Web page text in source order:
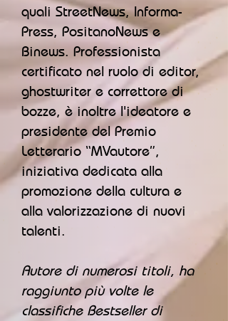
quali StreetNews, Informa-
Press, PositanoNews e
Binews. Professionista
certificato nel ruolo di editor,
ghostwriter e correttore di
bozze, è inoltre l'ideatore e
presidente del Premio
Letterario “MVautore”,
iniziativa dedicata alla
promozione della cultura e
alla valorizzazione di nuovi
talenti.
Autore di numerosi titoli, ha
raggiunto più volte le
classifiche Bestseller di